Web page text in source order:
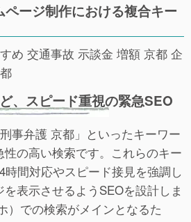
ージ制作における複合キー
め 交通事故 示談金 増額 京都 企
、スピード重視の緊急SEO
事弁護 京都」といったキーワー
性の高い検索です。これらのキー
時間対応やスピード接見を強調し
表示させるようSEOを設計しま
）での検索がメインとなるた